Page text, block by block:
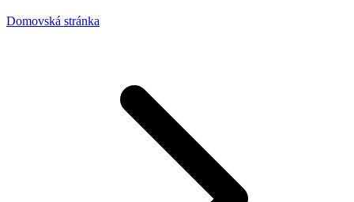
Domovská stránka